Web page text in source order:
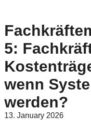
5:
wenn
werden?
13. January 2026